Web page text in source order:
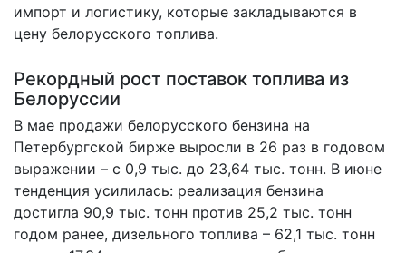
импорт и логистику, которые закладываются в
цену белорусского топлива.
Рекордный рост поставок топлива из
Белоруссии
В мае продажи белорусского бензина на
Петербургской бирже выросли в 26 раз в годовом
выражении – с 0,9 тыс. до 23,64 тыс. тонн. В июне
тенденция усилилась: реализация бензина
достигла 90,9 тыс. тонн против 25,2 тыс. тонн
годом ранее, дизельного топлива – 62,1 тыс. тонн